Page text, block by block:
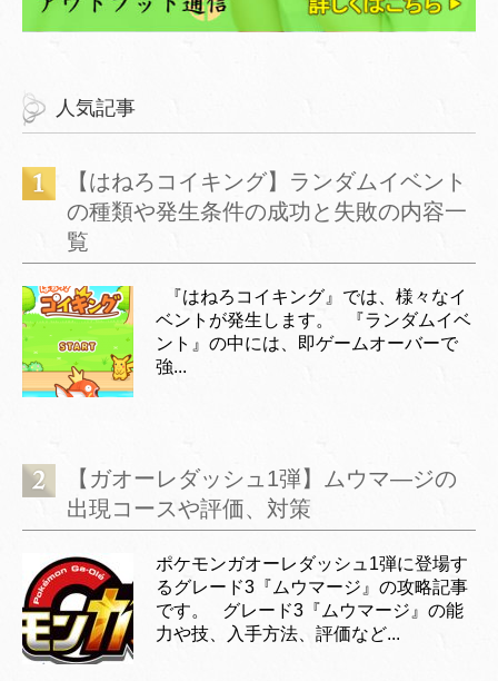
人気記事
【はねろコイキング】ランダムイベント
の種類や発生条件の成功と失敗の内容一
覧
『はねろコイキング』では、様々なイ
ベントが発生します。 『ランダムイベ
ント』の中には、即ゲームオーバーで
強...
【ガオーレダッシュ1弾】ムウマ―ジの
出現コースや評価、対策
ポケモンガオーレダッシュ1弾に登場す
るグレード3『ムウマージ』の攻略記事
です。 グレード3『ムウマージ』の能
力や技、入手方法、評価など...